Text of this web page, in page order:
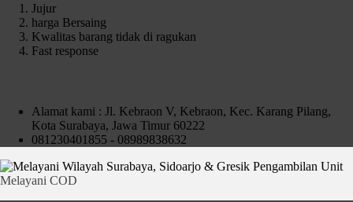
Jujur
harga Bersaing
Kwalitas barang tidak di ragukan
Fast response
Alamat kami : Jl. Kebraon V, Kebraon, Kec. Karang Pilang,
Kota Surabaya, Jawa Timur 60222
081230401855 - 08989838632
Pengambilan Unit
Melayani COD